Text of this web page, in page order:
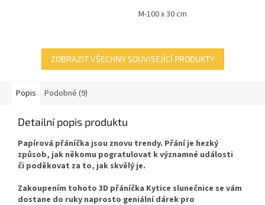
M-100 x 30 cm
ZOBRAZIT VŠECHNY SOUVISEJÍCÍ PRODUKTY
Popis Podobné (9)
Detailní popis produktu
Papírová přáníčka jsou znovu trendy. Přání je hezký
způsob, jak někomu pogratulovat k významné události
či poděkovat za to, jak skvělý je.
Zakoupením tohoto 3D přáníčka Kytice slunečnice se vám
dostane do ruky naprosto geniální dárek pro